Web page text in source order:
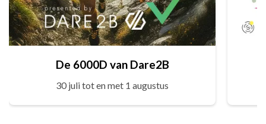
De 6000D van Dare2B
30 juli tot en met 1 augustus